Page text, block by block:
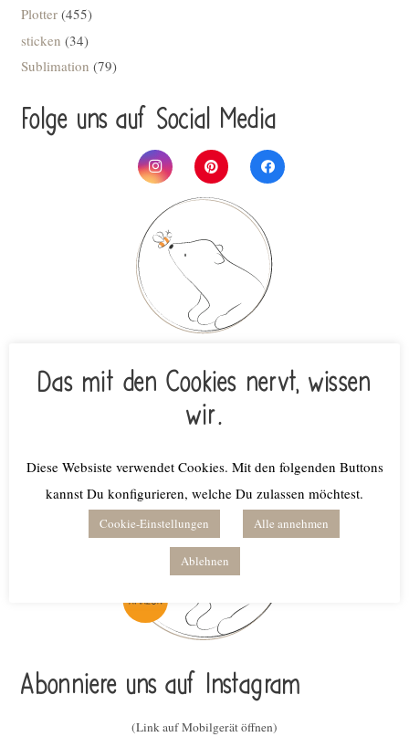
Plotter(455)
sticken (34)
Sublimation (79)
Folge uns auf Social Media
Unsere Lieblings­pro­duk­te als tolle
Amazon-Affiliate
Abonniere uns auf Instagram
(Link auf Mobilgerät öffnen)
Das mit den Cookies nervt, wissen
wir.
Diese Websiste verwendet Cookies. Mit den folgenden Buttons
kannst Du konfigurieren, welche Du zulassen möchtest.
Cookie-Einstellungen Alle annehmen
Ablehnen